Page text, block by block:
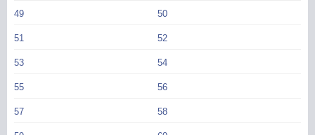
49 50
51 52
53 54
55 56
57 58